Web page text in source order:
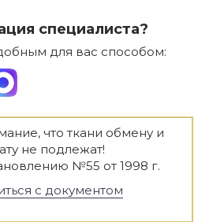
специалиста?
для вас способом:
что ткани обмену и
не подлежат!
№55 от 1998 г.
с документом